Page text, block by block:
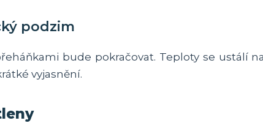
podzim
bude pokračovat. Teploty se ustálí na
vyjasnění.